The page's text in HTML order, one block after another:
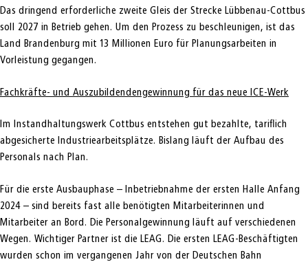
Das dringend erforderliche zweite Gleis der Strecke Lübbenau-Cottbus
soll 2027 in Betrieb gehen. Um den Prozess zu beschleunigen, ist das
Land Brandenburg mit 13 Millionen Euro für Planungsarbeiten in
Vorleistung gegangen.
Fachkräfte- und Auszubildendengewinnung für das neue ICE-Werk
Im Instandhaltungswerk Cottbus entstehen gut bezahlte, tariflich
abgesicherte Industriearbeitsplätze. Bislang läuft der Aufbau des
Personals nach Plan.
Für die erste Ausbauphase – Inbetriebnahme der ersten Halle Anfang
2024 – sind bereits fast alle benötigten Mitarbeiterinnen und
Mitarbeiter an Bord. Die Personalgewinnung läuft auf verschiedenen
Wegen. Wichtiger Partner ist die LEAG. Die ersten LEAG-Beschäftigten
wurden schon im vergangenen Jahr von der Deutschen Bahn